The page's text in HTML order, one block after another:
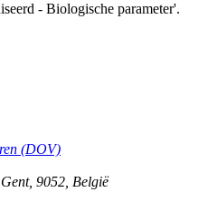
- Biologische parameter'.
(DOV)
Gent, 9052 België